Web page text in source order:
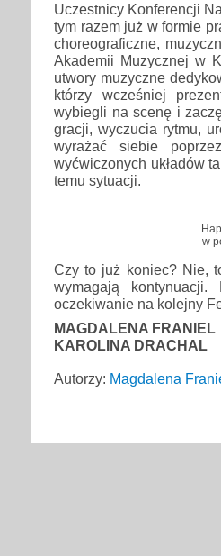
Uczestnicy Konferencji
tym razem już w formie
choreograficzne,
Akademii Muzycznej w
utwory muzyczne
którzy wcześniej
wybiegli na scenę i
gracji, wyczucia rytmu,
wyrażać siebie
wyćwiczonych układów
temu sytuacji.
w
Czy to już koniec? Nie,
wymagają
oczekiwanie na kolejny
MAGDALENA FRANIEL
KAROLINA DRACHAL
Autorzy: Magdalena